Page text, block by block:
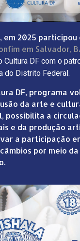
em 2025 participou
em Salvador,
Cultura DF com o
do Distrito Federal.
DF, programa
da arte e
possibilita a
e da produção
a participação
por meio da